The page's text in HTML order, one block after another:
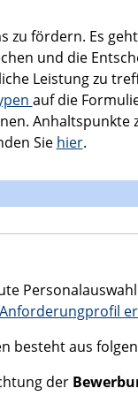
zu fördern. Es
und die
Leistung zu
auf die
Anhaltspunkte
Sie hier.
Anforderungprofil
besteht aus
der